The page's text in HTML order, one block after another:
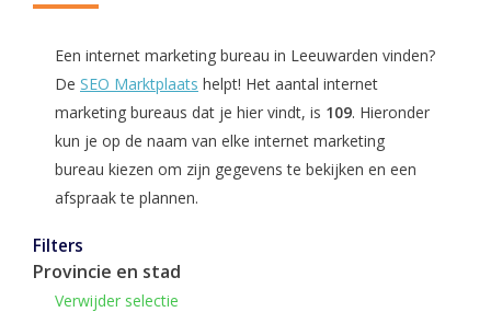
Een internet marketing bureau in Leeuwarden vinden?
De SEO Marktplaats helpt! Het aantal internet
marketing bureaus dat je hier vindt, is 109. Hieronder
kun je op de naam van elke internet marketing
bureau kiezen om zijn gegevens te bekijken en een
afspraak te plannen.
Filters
Provincie en stad
Verwijder selectie